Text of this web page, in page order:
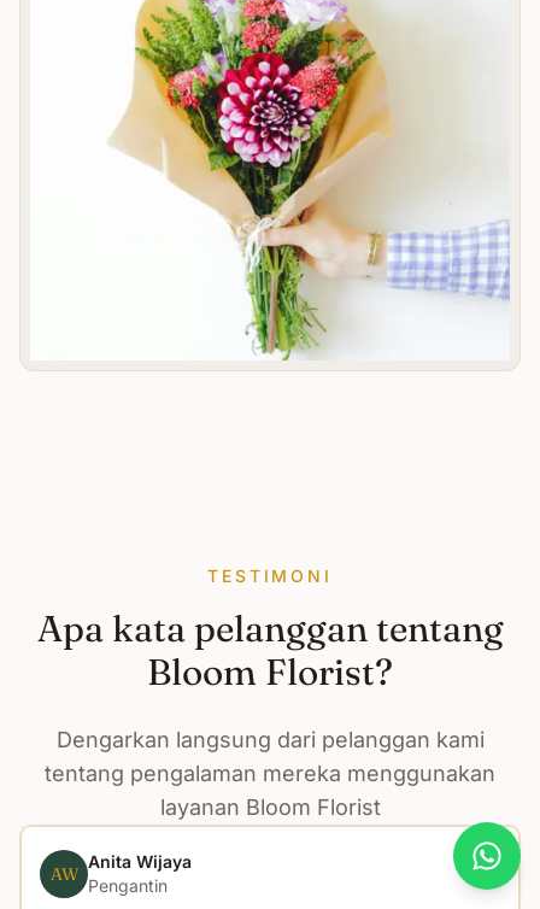
TESTIMONI
Apa kata pelanggan tentang
Bloom Florist?
Dengarkan langsung dari pelanggan kami
tentang pengalaman mereka menggunakan
layanan Bloom Florist
AW
Anita Wijaya
Pengantin